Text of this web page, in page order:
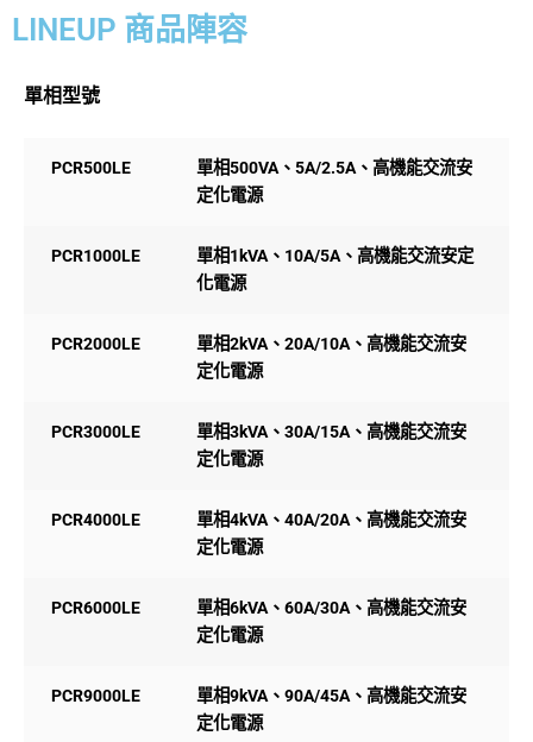
LINEUP 商品陣容
單相型號
PCR500LE
單相500VA、5A/2.5A、高機能交流安
定化電源
PCR1000LE
單相1kVA、10A/5A、高機能交流安定
化電源
PCR2000LE
單相2kVA、20A/10A、高機能交流安
定化電源
PCR3000LE
單相3kVA、30A/15A、高機能交流安
定化電源
PCR4000LE
單相4kVA、40A/20A、高機能交流安
定化電源
PCR6000LE
單相6kVA、60A/30A、高機能交流安
定化電源
PCR9000LE
單相9kVA、90A/45A、高機能交流安
定化電源